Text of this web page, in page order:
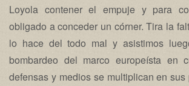
Loyola contener el empuje y para
obligado a conceder un córner. Tira la
lo hace del todo mal y asistimos
bombardeo del marco europeísta en
defensas y medios se multiplican en sus